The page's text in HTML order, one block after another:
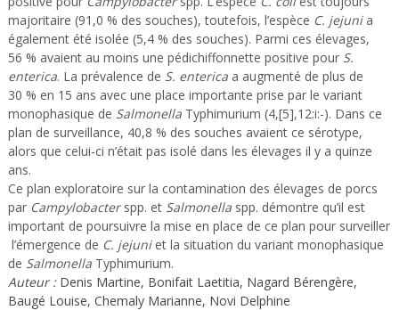
majoritaire (91,0 % des souches), toutefois, l’espèce C. jejunia
également été isolée (5,4 % des souches). Parmi ces élevages,
56 % avaient au moins une pédichiffonnette positive pour S.
enterica. La prévalence de S. enterica a augmenté de plus de
30 % en 15 ans avec une place importante prise par le variant
monophasique de Salmonella Typhimurium (4,[5],12:i:-). Dans ce
plan de surveillance, 40,8 % des souches avaient ce sérotype,
alors que celui-ci n’était pas isolé dans les élevages il y a quinze
ans.
Ce plan exploratoire sur la contamination des élevages de porcs
par Campylobacterspp. et Salmonella spp. démontre qu’il est
important de poursuivre la mise en place de ce plan pour surveiller
l’émergence de C. jejuniet la situation du variant monophasique
de Salmonella Typhimurium.
Auteur :Denis Martine, Bonifait Laetitia, Nagard Bérengère,
Baugé Louise, Chemaly Marianne, Novi Delphine